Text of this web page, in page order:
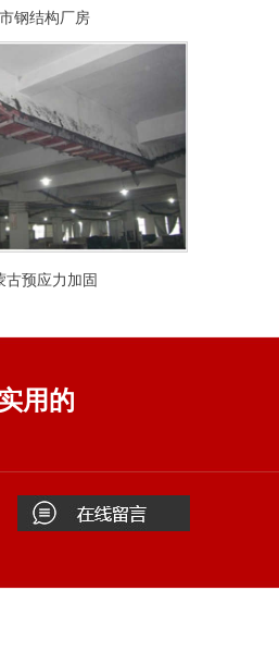
钢结构厂房
古预应力加固
用的